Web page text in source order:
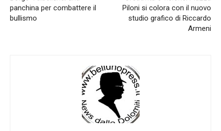
panchina per combattere il
bullismo
Piloni si colora con il nuovo
studio grafico di Riccardo
Armeni